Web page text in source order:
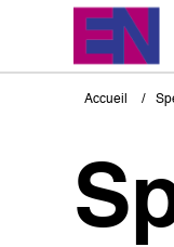
Fil
Accueil